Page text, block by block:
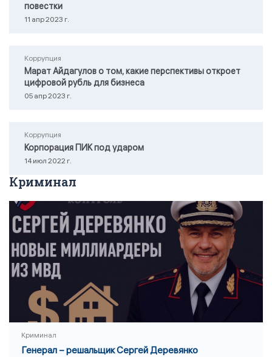
повестки
11 апр 2023 г.
Коррупция
Марат Айдагулов о том, какие перспективы откроет
цифровой рубль для бизнеса
05 апр 2023 г.
Коррупция
Корпорация ПИК под ударом
14 июл 2022 г.
Криминал
Криминал
Генерал – решальщик Сергей Деревянко